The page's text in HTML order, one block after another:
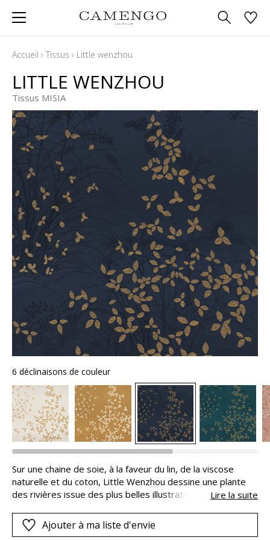
Accueil › Tissus › Little wenzhou
LITTLE WENZHOU
Tissus MISIA
6 déclinaisons de couleur
Sur une chaine de soie, à la faveur du lin, de la viscose
naturelle et du coton, Little Wenzhou dessine une plante
des rivières issue des plus belles illustrations d’Asie. Les
discrètes tiges en arrière-fond superposent leurs strates
poétiques de lumières et d’ombres, pour donner à l’étoffe
Lire la suite
Ajouter à ma liste d'envie